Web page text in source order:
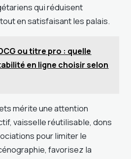
qui réduisent
en satisfaisant les palais.
ou titre pro : quelle
en ligne choisir selon
mérite une attention
vaisselle réutilisable, dons
pour limiter le
favorisez la